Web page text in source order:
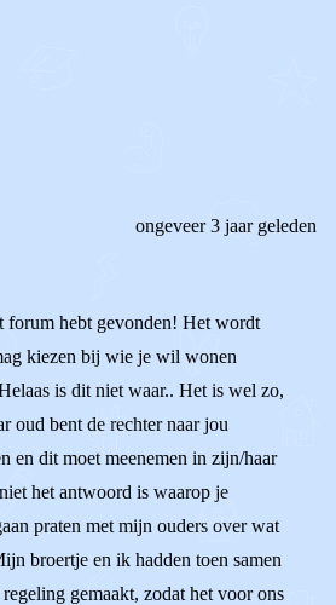
ongeveer 3 jaar geleden
hebt gevonden! Het wordt
kiezen bij wie je wil wonen
is dit niet waar.. Het is wel zo,
oud bent de rechter naar jou
en dit moet meenemen in zijn/haar
het antwoord is waarop je
praten met mijn ouders over wat
broertje en ik hadden toen samen
gemaakt, zodat het voor ons